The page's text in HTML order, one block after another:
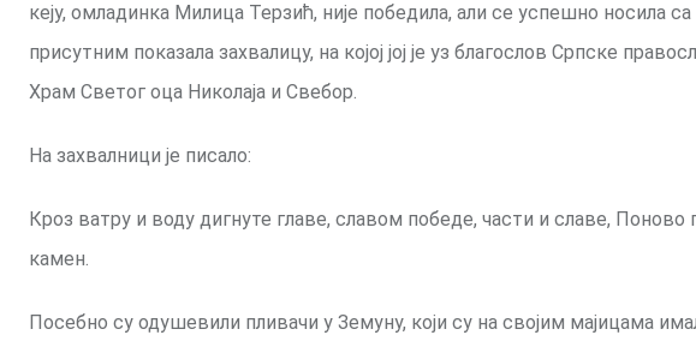
кеју, омладинка Милица Терзић, није победила, али се успешно носила
присутним показала захвалицу, на којој јој је уз благослов Српске
Храм Светог оца Николаја и Свебор.
На захвалници је писало:
Кроз ватру и воду дигнуте главе, славом победе, части и славе,
камен.
Посебно су одушевили пливачи у Земуну, који су на својим мајицама